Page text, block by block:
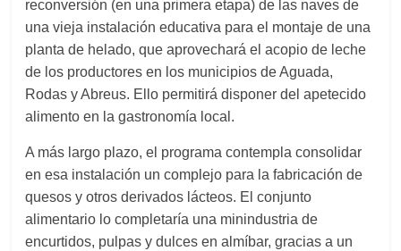
reconversión (en una primera etapa) de las naves de
una vieja instalación educativa para el montaje de una
planta de helado,que aprovechará el acopio de leche
de los productoresen los municipiosde Aguada,
Rodas y Abreus. Ello permitirá disponer delapetecido
alimento en la gastronomía local.
A más largo plazo, el programa contemplaconsolidar
en esa instalación un complejo para lafabricación de
quesos y otros derivados lácteos. El conjunto
alimentario lo completaría una minindustria de
encurtidos, pulpas y dulces en almíbar, gracias a un